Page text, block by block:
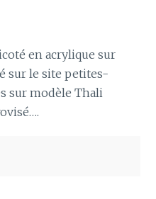
en acrylique sur
sur le site petites-
sur modèle Thali